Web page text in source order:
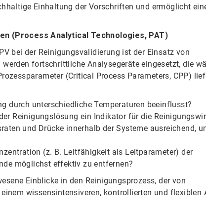
Einhaltung der Vorschriften und ermöglicht
(Process Analytical Technologies, PAT)
bei der Reinigungsvalidierung ist der Einsatz von
fortschrittliche Analysegeräte eingesetzt, die
(Critical Process Parameters, CPP)
durch unterschiedliche Temperaturen beeinflusst?
Reinigungslösung ein Indikator für die
und Drücke innerhalb der Systeme ausreichend,
(z. B. Leitfähigkeit als Leitparameter) der
möglichst effektiv zu entfernen?
Einblicke in den Reinigungsprozess, der von
wissensintensiveren, kontrollierten und flexiblen